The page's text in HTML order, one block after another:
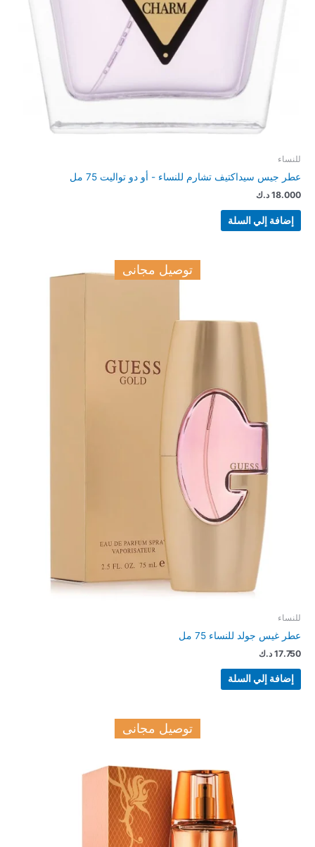
للنساء
عطر جيس سيداكتيف تشارم للنساء - أو دو تواليت 75 مل
18.000 د.ك
إضافة إلي السلة
توصيل مجانى
للنساء
عطر غيس جولد للنساء 75 مل
17.750 د.ك
إضافة إلي السلة
توصيل مجانى